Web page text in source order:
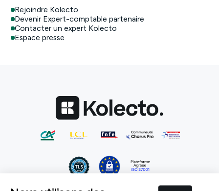
Rejoindre Kolecto
Devenir Expert-comptable partenaire
Contacter un expert Kolecto
Espace presse
CGU